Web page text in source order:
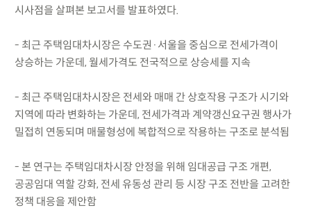
시사점을 살펴본 보고서를 발표하였다.
- 최근 주택임대차시장은 수도권·서울을 중심으로 전세가격이
상승하는 가운데, 월세가격도 전국적으로 상승세를 지속
- 최근 주택임대차시장은 전세와 매매 간 상호작용 구조가 시기와
지역에 따라 변화하는 가운데, 전세가격과 계약갱신요구권 행사가
밀접히 연동되며 매물형성에 복합적으로 작용하는 구조로 분석됨
- 본 연구는 주택임대차시장 안정을 위해 임대공급 구조 개편,
공공임대 역할 강화, 전세 유동성 관리 등 시장 구조 전반을 고려한
정책 대응을 제안함